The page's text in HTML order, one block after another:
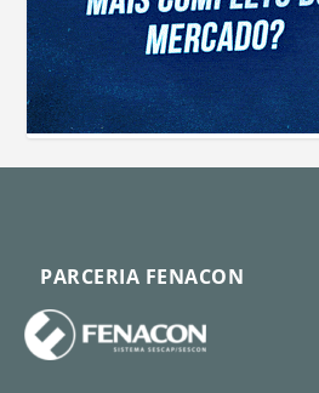
PARCERIA FENACON